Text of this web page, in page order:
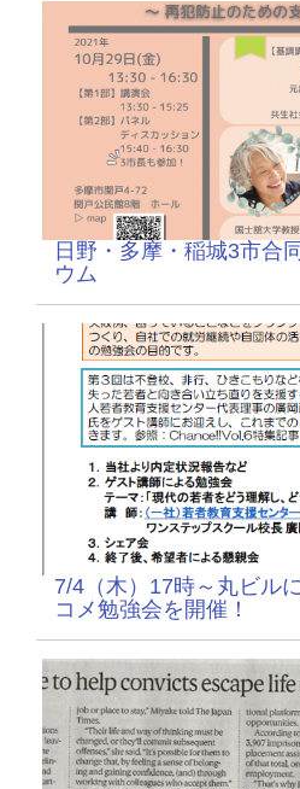
日野・多摩・稲城3市合
ウム
7/4（木）17時～丸ビル
コメ勉強会を開催！